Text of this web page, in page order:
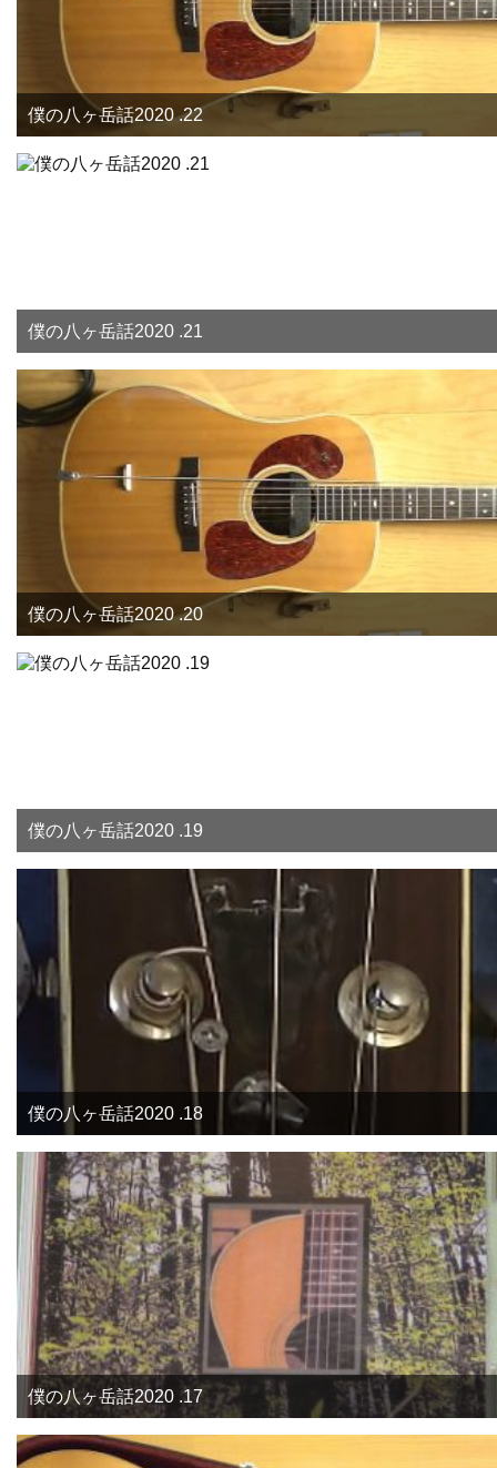
僕の八ヶ岳話2020 .22
僕の八ヶ岳話2020 .21
僕の八ヶ岳話2020 .20
僕の八ヶ岳話2020 .19
僕の八ヶ岳話2020 .18
僕の八ヶ岳話2020 .17